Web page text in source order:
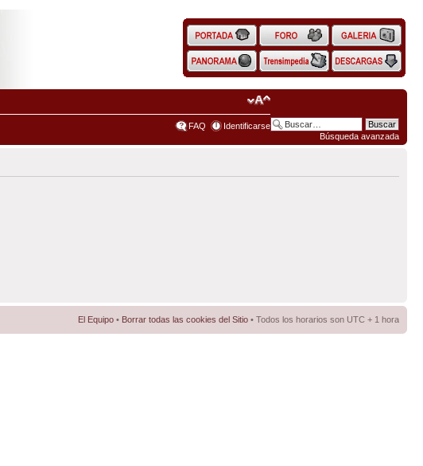
Búsqueda avanzada
FAQ Identificarse
El Equipo • Borrar todas las cookies del Sitio • Todos los horarios son UTC + 1 hora